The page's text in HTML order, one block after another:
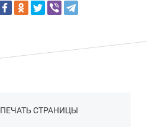
ПЕЧАТЬ СТРАНИЦЫ